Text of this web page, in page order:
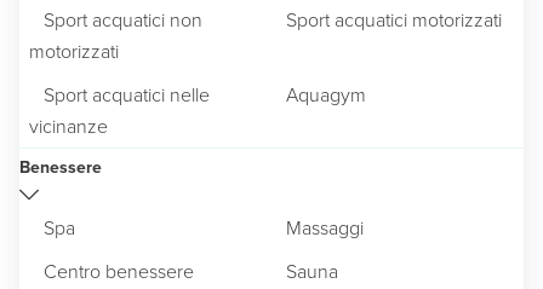
Sport acquatici non
motorizzati
Sport acquatici motorizzati
Sport acquatici nelle
vicinanze
Aquagym
Benessere
Spa
Massaggi
Centro benessere
Sauna